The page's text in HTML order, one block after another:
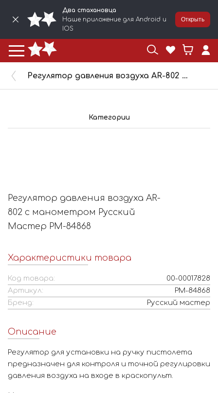
Два стахановца
Наше приложение для Android и
IOS
Открыть
Регулятор давления воздуха AR-802 с манометром Русский Мастер РМ-84868
Категории
Регулятор давления воздуха AR-
802 с манометром Русский
Мастер РМ-84868
Характеристики товара
Код товара:
00-00017828
Артикул:
РМ-84868
Бренд:
Русский мастер
Описание
Регулятор для установки на ручку пистолета
предназначен для контроля и точной регулировки
давления воздуха на входе в краскопульт.